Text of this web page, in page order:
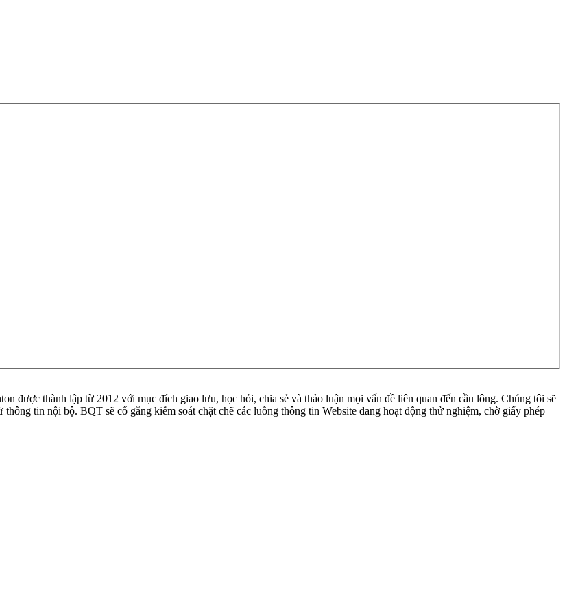
được thành lập từ 2012 với mục đích giao lưu, học hỏi, chia sẻ và thảo luận mọi vấn đề liên quan đến cầu lông. Chúng tôi sẽ
tin nội bộ. BQT sẽ cố gắng kiểm soát chặt chẽ các luồng thông tin Website đang hoạt động thử nghiệm, chờ giấy phép